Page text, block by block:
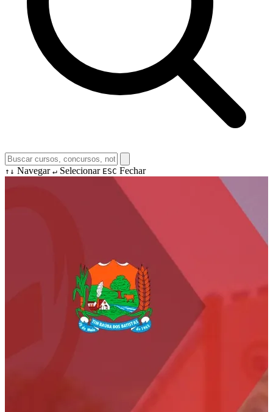
↑↓ Navegar ↵ Selecionar ESC Fechar